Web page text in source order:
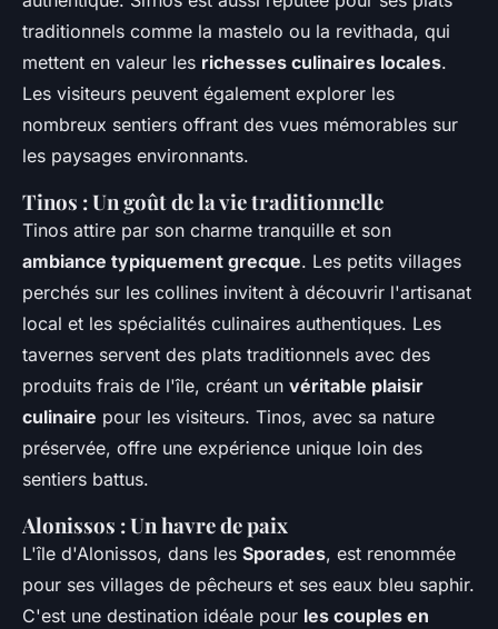
traditionnels comme la mastelo ou la revithada, qui
mettent en valeur les richesses culinaires locales.
Les visiteurs peuvent également explorer les
nombreux sentiers offrant des vues mémorables sur
les paysages environnants.
Tinos : Un goût de la vie traditionnelle
Tinos attire par son charme tranquille et son
ambiance typiquement grecque. Les petits villages
perchés sur les collines invitent à découvrir l'artisanat
local et les spécialités culinaires authentiques. Les
tavernes servent des plats traditionnels avec des
produits frais de l'île, créant un véritable plaisir
culinaire pour les visiteurs. Tinos, avec sa nature
préservée, offre une expérience unique loin des
sentiers battus.
Alonissos : Un havre de paix
L'île d'Alonissos, dans les Sporades, est renommée
pour ses villages de pêcheurs et ses eaux bleu saphir.
C'est une destination idéale pour les couples en